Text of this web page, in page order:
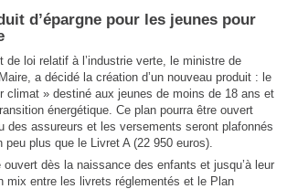
d’épargne pour les jeunes pour
de loi relatif à l’industrie verte, le ministre de
a décidé la création d’un nouveau produit : le
climat » destiné aux jeunes de moins de 18 ans et
énergétique. Ce plan pourra être ouvert
des assureurs et les versements seront plafonnés
peu plus que le Livret A (22 950 euros).
ouvert dès la naissance des enfants et jusqu’à leur
mix entre les livrets réglementés et le Plan